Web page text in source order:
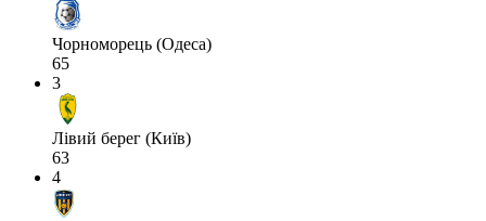
Чорноморець (Одеса)
65
3
Лівий берег (Київ)
63
4